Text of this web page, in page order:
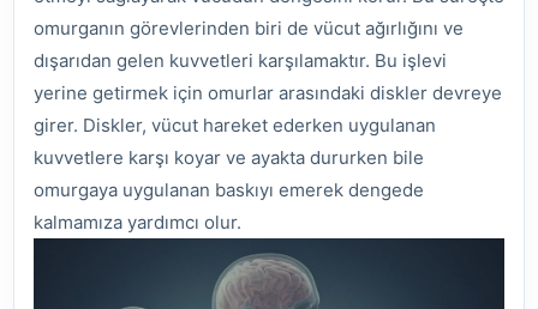
omurganın görevlerinden biri de vücut ağırlığını ve
dışarıdan gelen kuvvetleri karşılamaktır. Bu işlevi
yerine getirmek için omurlar arasındaki diskler devreye
girer. Diskler, vücut hareket ederken uygulanan
kuvvetlere karşı koyar ve ayakta dururken bile
omurgaya uygulanan baskıyı emerek dengede
kalmamıza yardımcı olur.